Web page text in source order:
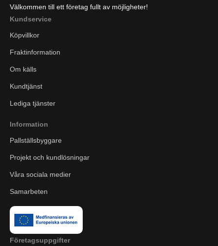
Välkommen till ett företag fullt av möjligheter!
Kundservice
Köpvillkor
Fraktinformation
Om källs
Kundtjänst
Lediga tjänster
Information
Pallställsbyggare
Projekt och kundlösningar
Våra sociala medier
Samarbeten
Företagsuppgifter